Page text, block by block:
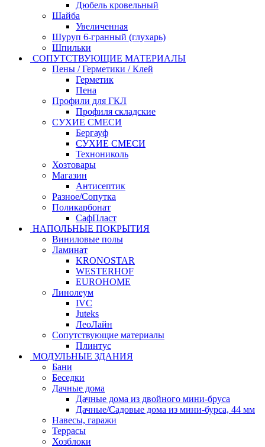
Дюбель кровельный
Шайба
Увеличенная
Шуруп 6-гранный (глухарь)
Шпильки
СОПУТСТВУЮЩИЕ МАТЕРИАЛЫ
Пены / Герметики / Клей
Герметик
Пена
Профили для ГКЛ
Профиля складские
СУХИЕ СМЕСИ
Бергауф
СУХИЕ СМЕСИ
Технониколь
Хозтовары
Магазин
Антисептик
Разное/Сопутка
Поликарбонат
СафПласт
НАПОЛЬНЫЕ ПОКРЫТИЯ
Виниловые полы
Ламинат
KRONOSTAR
WESTERHOF
EUROHOME
Линолеум
IVC
Juteks
ЛеоЛайн
Сопутствующие материалы
Плинтус
МОДУЛЬНЫЕ ЗДАНИЯ
Бани
Беседки
Дачные дома
Дачные дома из двойного мини-бруса
Дачные/Садовые дома из мини-бурса, 44 мм
Навесы, гаражи
Террасы
Хозблоки